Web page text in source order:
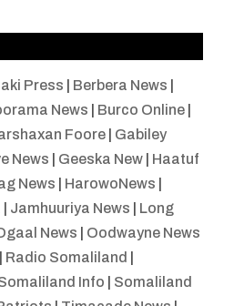
Press Berbera News
News Burco Online|
Foore| Gabiley
News Geeska New| Haatuf
News HarowoNews
Jamhuuriya News
Long
News
Oodwayne News
Radio Somaliland
Info
Somaliland